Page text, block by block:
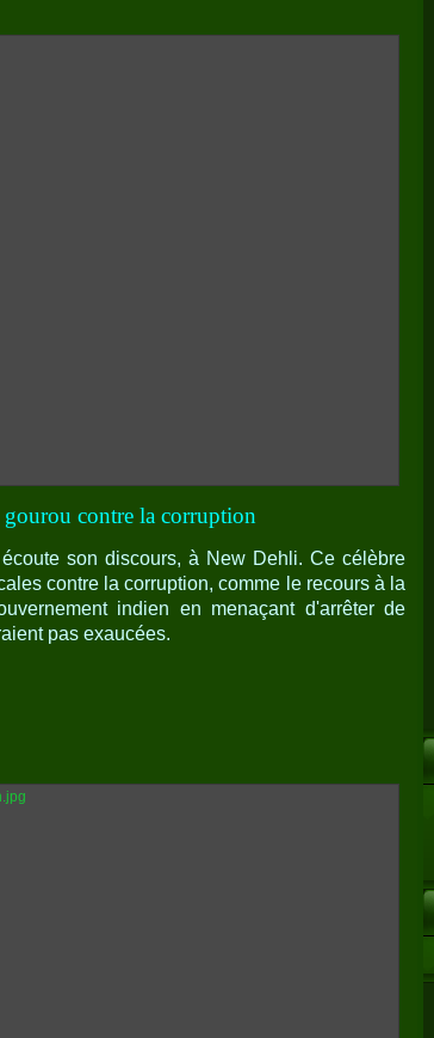
contre la corruption
son discours, à New Dehli. Ce célèbre
contre la corruption, comme le recours à la
indien en menaçant d'arrêter de
pas exaucées.